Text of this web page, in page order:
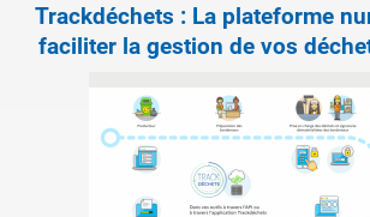
Trackdéchets : La plateforme
faciliter la gestion de vos